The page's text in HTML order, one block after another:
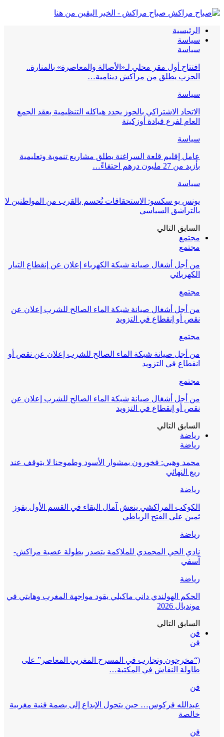
صباح مراكش - الخبر اليقين من هنا
الرئيسية
سياسة
سياسة
افتتاح أول مقر محلي لـ«الأصالة والمعاصرة» بالمنارة..
الحزب يطلق من مراكش دينامية…
سياسة
الاتحاد الاشتراكي بالحوز يجدد هياكله التنظيمية بعقد الجمع
العام لفرع قيادة أوزكيتة
سياسة
عامل إقليم قلعة السراغنة يطلق مشاريع تنموية وتعليمية
بأزيد من 27 مليون درهم احتفاءً…
سياسة
يونس بو سكسو: الاستحقاقات تُحسم بالقرب من المواطنين لا
بالتراشق السياسي
السابق التالي
مجتمع
مجتمع
من أجل أشغال صيانة شبكة الكهرباء إعلان عن إنقطاع التيار
الكهربائي
مجتمع
من أجل أشغال صيانة شبكة الماء الصالح للشرب إعلان عن
نقص أو إنقطاع في التزويد
مجتمع
من أجل صيانة شبكة الماء الصالح للشرب إعلان عن نقص أو
انقطاع في التزويد
مجتمع
من أجل أشغال صيانة شبكة الماء الصالح للشرب إعلان عن
نقص أو إنقطاع في التزويد
السابق التالي
رياضة
رياضة
محمد وهبي: فخورون بمشوار الأسود وطموحنا لا يتوقف عند
ربع النهائي
رياضة
الكوكب المراكشي ينعش آمال البقاء في القسم الأول بفوز
ثمين على الفتح الرباطي
رياضة
نادي الحي المحمدي للملاكمة يتصدر بطولة عصبة مراكش-
آسفي
رياضة
الحكم الهولندي داني ماكيلي يقود مواجهة المغرب وهايتي في
مونديال 2026
السابق التالي
فن
فن
(“مخرجون وتجارب في المسرح المغربي المعاصر” على
طاولة النقاش في المكتبة…
فن
عبدالله فركوس… حين يتحول الإبداع إلى بصمة فنية مغربية
خالصة
فن